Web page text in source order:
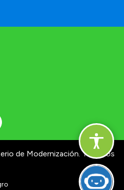
de Modernización. Términos